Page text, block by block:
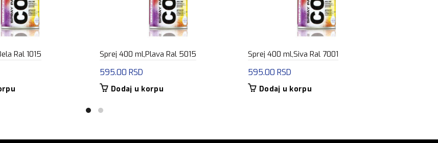
Ral 1015 Sprej 400 ml,Plava Ral 5015
595.00 RSD
Dodaj u korpu
Sprej 400 ml,Siva Ral 7001
595.00 RSD
Dodaj u korpu